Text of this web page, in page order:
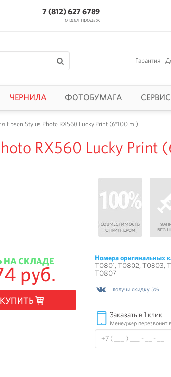
7 (812) 627 6789
отдел продаж
Гарантия
ЧЕРНИЛА ФОТОБУМАГА СЕРВИС
Epson Stylus Photo RX560 Lucky Print (6*100 ml)
RX560 Lucky Print
НА СКЛАДЕ
руб.
КУПИТЬ
Номера оригинальных
T0801, T0802, T0803,
T0807
получи скидку 5%
Заказать в 1 клик
Менеджер перезвонит